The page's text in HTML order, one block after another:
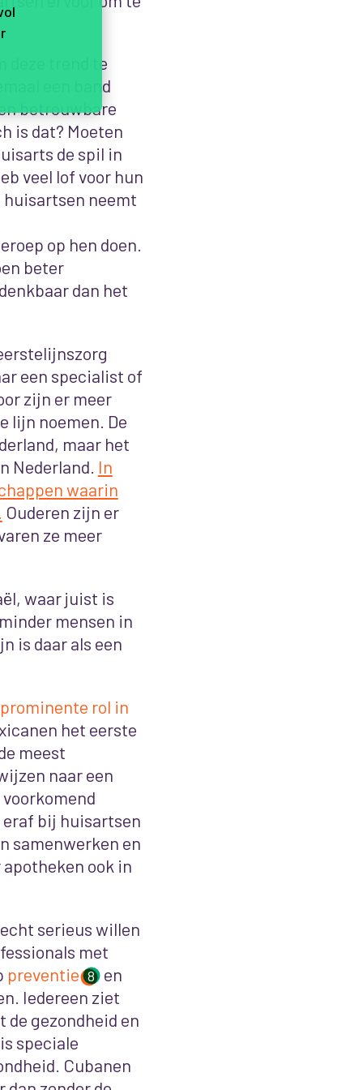
deze trend te
een band
betrouwbare
is dat? Moeten
de spil in
veel lof voor hun
huisartsen neemt
op hen doen.
beter
dan het
een specialist of
zijn er meer
lijn noemen. De
maar het
Nederland. In
waarin
Ouderen zijn er
ze meer
waar juist is
mensen in
is daar als een
rol in
het eerste
meest
naar een
eraf bij huisartsen
samenwerken en
ook in
serieus willen
met
preventie 8 en
Iedereen ziet
gezondheid en
speciale
Cubanen